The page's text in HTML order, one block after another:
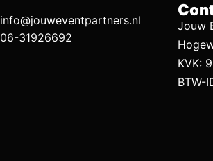
info@jouweventpartners.nl
06-31926692
Jouw
KVK:
BTW-